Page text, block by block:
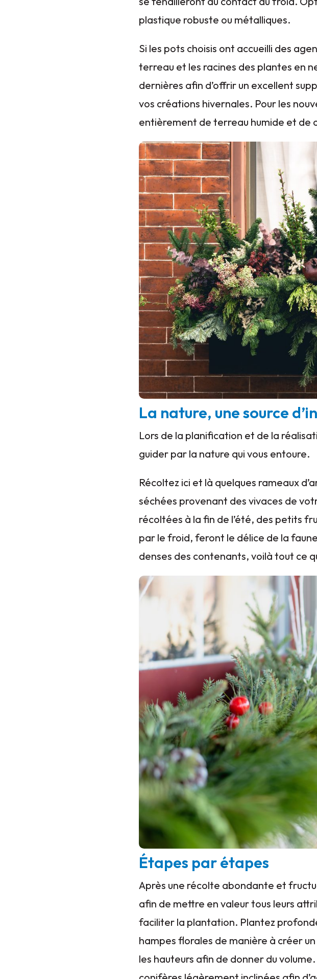
plastique robuste ou métalliques.
Si les pots choisis ont accueilli des
terreau et les racines des plantes en
dernières afin d’offrir un excellent
vos créations hivernales. Pour les
entièrement de terreau humide et
La nature, une source
Lors de la planification et de la
guider par la nature qui vous entoure.
Récoltez ici et là quelques rameaux
séchées provenant des vivaces de
récoltées à la fin de l’été, des petits
par le froid, feront le délice de la
denses des contenants, voilà tout ce
Étapes par étapes
Après une récolte abondante et
afin de mettre en valeur tous leurs
faciliter la plantation. Plantez
hampes florales de manière à créer
les hauteurs afin de donner du